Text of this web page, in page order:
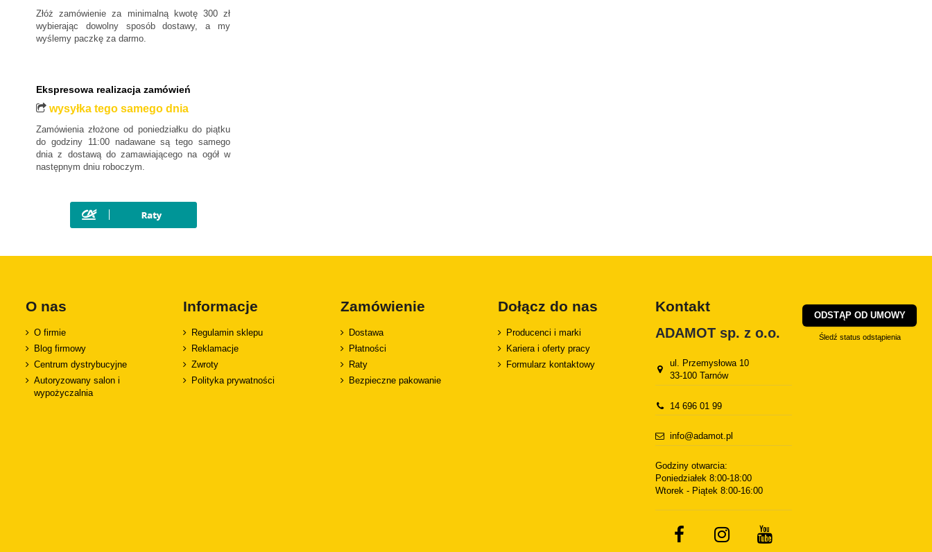
Złóż zamówienie za minimalną kwotę 300 zł
wybierając dowolny sposób dostawy, a my
wyślemy paczkę za darmo.
Ekspresowa realizacja zamówień
wysyłka tego samego dnia
Zamówienia złożone od poniedziałku do piątku
do godziny 11:00 nadawane są tego samego
dnia z dostawą do zamawiającego na ogół w
następnym dniu roboczym.
O nas
O firmie
Blog firmowy
Centrum dystrybucyjne
Autoryzowany salon i
wypożyczalnia
Informacje
Regulamin sklepu
Reklamacje
Zwroty
Polityka prywatności
Zamówienie
Dostawa
Płatności
Raty
Bezpieczne pakowanie
Dołącz do nas
Producenci i marki
Kariera i oferty pracy
Formularz kontaktowy
Kontakt
ADAMOT sp. z o.o.
ul. Przemysłowa 10
33-100 Tarnów
14 696 01 99
info@adamot.pl
Godziny otwarcia:
Poniedziałek 8:00-18:00
Wtorek - Piątek 8:00-16:00
ODSTĄP OD UMOWY
Śledź status odstąpienia